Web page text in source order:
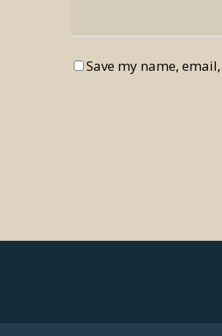
Save my name,